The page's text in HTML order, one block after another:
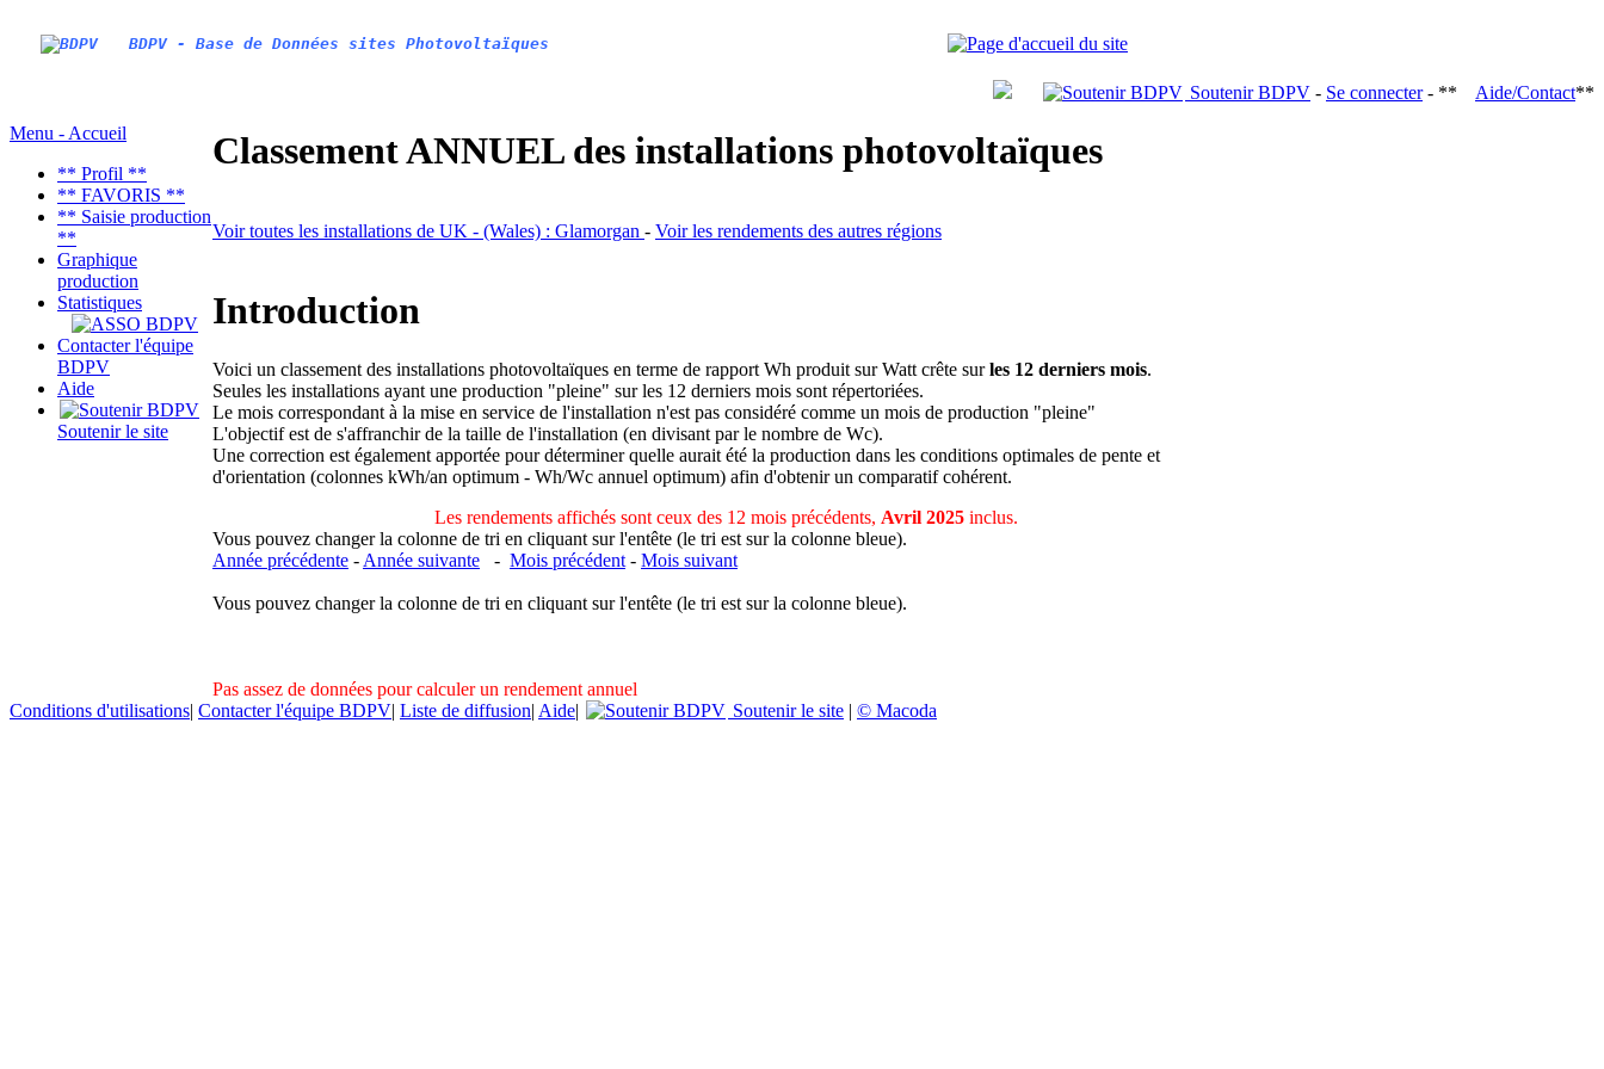
BDPV - Base de Données sites Photovoltaïques
Soutenir BDPV - Se connecter- ** Aide/Contact**
Menu - Accueil
** Profil **
** FAVORIS **
** Saisie production
**
Graphique
production
Statistiques
Contacter l'équipe
BDPV
Aide
Soutenir le site
Classement ANNUEL des installations photovoltaïques
Voir toutes les installations de UK - (Wales) : Glamorgan - Voir les rendements des autres régions
Introduction
Voici un classement des installations photovoltaïques en terme de rapport Wh produit sur Watt crête surles 12 derniers mois.
Seules les installations ayant une production "pleine" sur les 12 derniers mois sont répertoriées.
Le mois correspondant à la mise en service de l'installation n'est pas considéré comme un mois de production "pleine"
L'objectif est de s'affranchir de la taille de l'installation (en divisant par le nombre de Wc).
Une correction est également apportée pour déterminer quelle aurait été la production dans les conditions optimales de pente et
d'orientation (colonnes kWh/an optimum - Wh/Wc annuel optimum) afin d'obtenir un comparatif cohérent.
Les rendements affichés sont ceux des 12 mois précédents, Avril 2025inclus.
Vous pouvez changer la colonne de tri en cliquant sur l'entête (le tri est sur la colonne bleue).
Année précédente - Année suivante - Mois précédent - Mois suivant
Vous pouvez changer la colonne de tri en cliquant sur l'entête (le tri est sur la colonne bleue).
Pas assez de données pour calculer un rendement annuel
Conditions d'utilisations| Contacter l'équipe BDPV| Liste de diffusion| Aide| Soutenir le site | © Macoda